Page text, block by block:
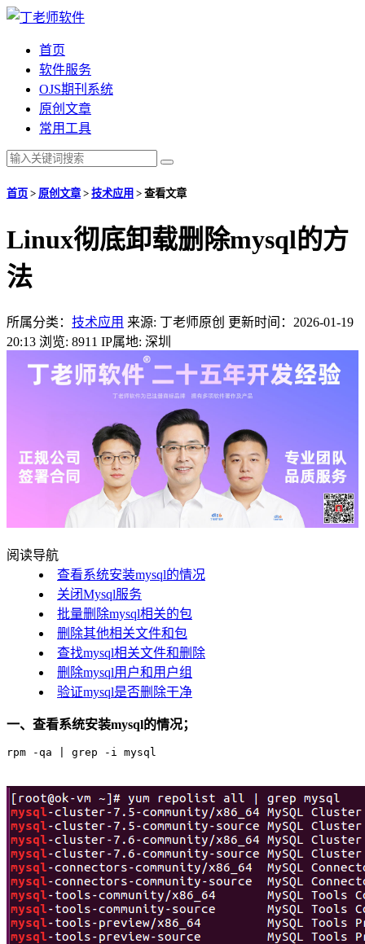
首页
软件服务
OJS期刊系统
原创文章
常用工具
首页 > 原创文章> 技术应用 > 查看文章
Linux彻底卸载删除mysql的方
法
所属分类： 技术应用 来源: 丁老师原创 更新时间：2026-01-19
20:13 浏览: 8911 IP属地: 深圳
阅读导航
查看系统安装mysql的情况
关闭Mysql服务
批量删除mysql相关的包
删除其他相关文件和包
查找mysql相关文件和删除
删除mysql用户和用户组
验证mysql是否删除干净
一、查看系统安装mysql的情况；
rpm -qa | grep -i mysql